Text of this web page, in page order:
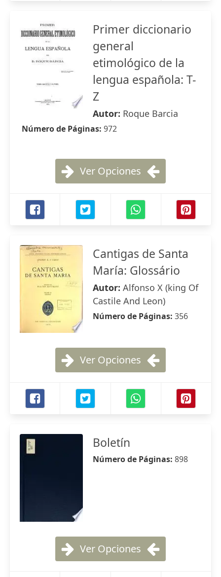
Primer diccionario
general
etimológico de la
lengua española: T-
Z
Autor: Roque Barcia
Número de Páginas: 972
Ver Opciones
Cantigas de Santa
María: Glossário
Autor: Alfonso X (king Of
Castile And Leon)
Número de Páginas: 356
Ver Opciones
Boletín
Número de Páginas: 898
Ver Opciones